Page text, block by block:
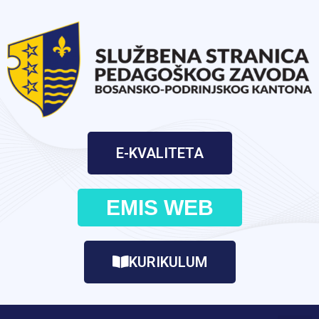
E-KVALITETA
EMIS WEB
KURIKULUM